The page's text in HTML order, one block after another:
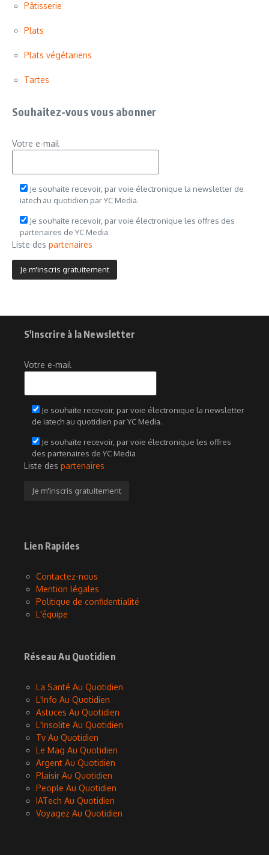
Pâtisserie
Plats
Plats végétariens
Tartes
Souhaitez-vous vous abonner
Votre e-mail
Je souhaite recevoir, par voie électronique la newsletter de
iatech au quotidien par YC Media.
Je souhaite recevoir, par voie électronique les offres des
partenaires de YC Media
Liste des partenaires
S'Inscrire à la Newsletter
Votre e-mail
Je souhaite recevoir, par voie électronique la newsletter
de iatech au quotidien par YC Media.
Je souhaite recevoir, par voie électronique les offres
des partenaires de YC Media
Liste des partenaires
Lien Rapides
Contactez-nous
Mention légales
Politique de confidentialité
L'équipe
Réseau Au Quotidien
La Santé Au Quotidien
L'Info Au Quotidien
Astuces Au Quotidien
L'Insolite Au Quotidien
Tv Au Quotidien
Le Mag Au Quotidien
Argent Au Quotidien
Plaisir Au Quotidien
People Au Quotidien
IATech Au Quotidien
Voyagez Au Quotidien